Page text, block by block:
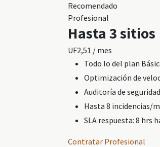
Recomendado
Profesional
Hasta 3 sitios
UF2,51 / mes
Todo lo del plan
Optimización de
Auditoría de
Hasta 8 incidencias/
SLA respuesta: 8 hrs
Contratar Profesional